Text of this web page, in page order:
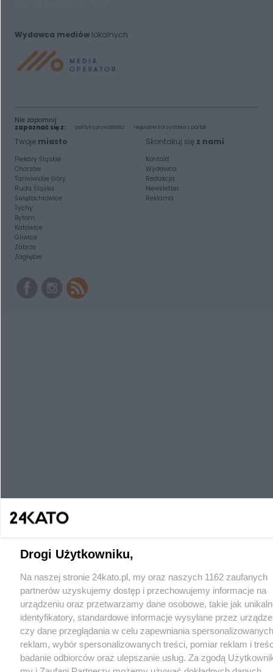
Wydawca mediówlokalnych
Nie zapomnij
zapoznać się z:
polityką prywatności regulamin korzystania z portali
Twoje miasto
Piekary Śląskie
Chorzów
Tarnowskie Góry
Ruda Śląska
Świętochłowice
Tychy
Bytom
Katowice
Gliwice
Zabrze
Zagłębie
Skontakuj się z nami
Kontakt
Wydawca
Redakcja
Newsletter
Reklama
Drogi Użytkowniku,
Na naszej stronie 24kato.pl, my oraz naszych 1162 zaufanych
partnerów uzyskujemy dostęp i przechowujemy informacje na
urządzeniu oraz przetwarzamy dane osobowe, takie jak
identyfikatory, standardowe informacje wysyłane przez
czy dane przeglądania w celu zapewniania spersonalizowanych
reklam, wybór spersonalizowanych treści, pomiar reklam i
badanie odbiorców oraz ulepszanie usług. Za zgodą